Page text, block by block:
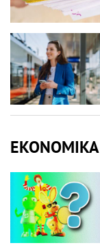
EKONOMIKA